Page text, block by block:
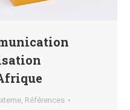
, Références